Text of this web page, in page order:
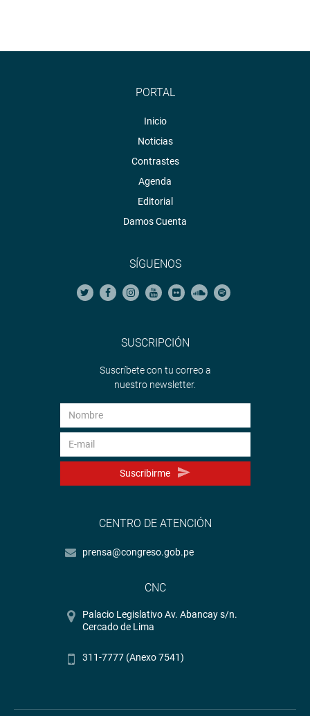
PORTAL
Inicio
Noticias
Contrastes
Agenda
Editorial
Damos Cuenta
SÍGUENOS
SUSCRIPCIÓN
Suscríbete con tu correo a
nuestro newsletter.
Suscribirme
CENTRO DE ATENCIÓN
prensa@congreso.gob.pe
CNC
Palacio Legislativo Av. Abancay s/n.
Cercado de Lima
311-7777 (Anexo 7541)